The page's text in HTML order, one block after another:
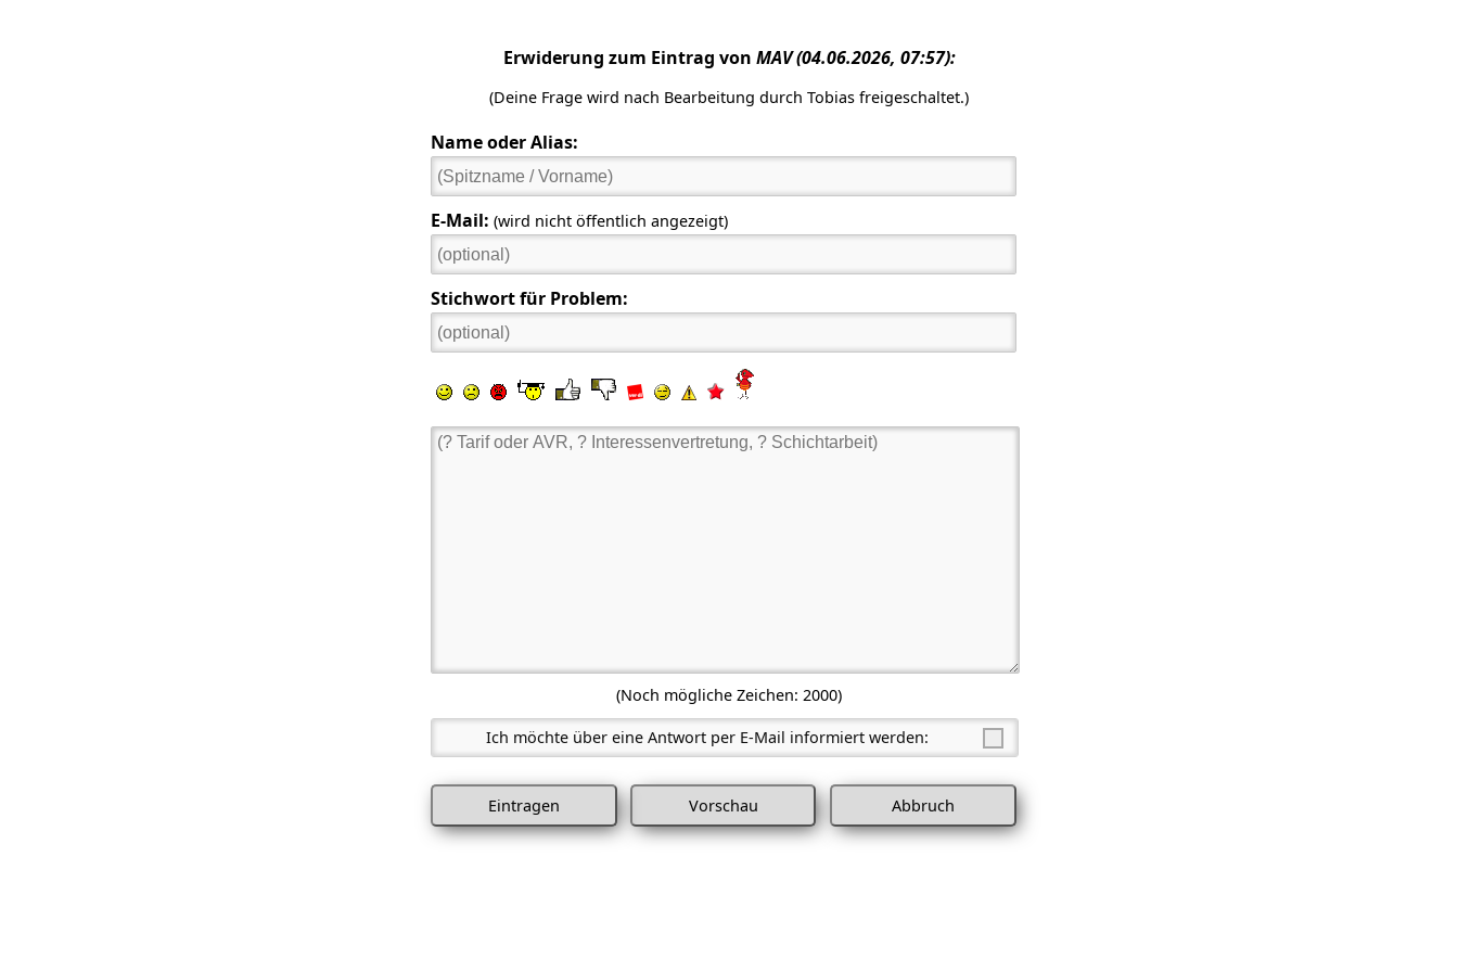
Erwiderung zum Eintrag von MAV(04.06.2026, 07:57):
(Deine Frage wird nach Bearbeitung durch Tobias freigeschaltet.)
Name oder Alias:
E-Mail: (wird nicht öffentlich angezeigt)
Stichwort für Problem:
(Noch mögliche Zeichen: 2000)
Ich möchte über eine Antwort per E-Mail informiert werden:
Abbruch